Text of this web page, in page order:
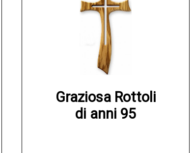
Graziosa Rottoli
di anni 95